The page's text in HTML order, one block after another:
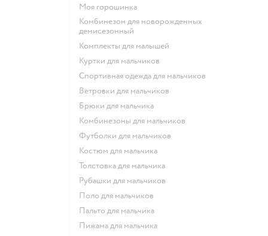
Моя горошинка
Комбинезон для новорожденных
демисезонный
Комплекты для малышей
Куртки для мальчиков
Спортивная одежда для мальчиков
Ветровки для мальчиков
Брюки для мальчика
Комбинезоны для мальчиков
Футболки для мальчиков
Костюм для мальчика
Толстовка для мальчика
Рубашки для мальчиков
Поло для мальчиков
Пальто для мальчика
Пижама для мальчика